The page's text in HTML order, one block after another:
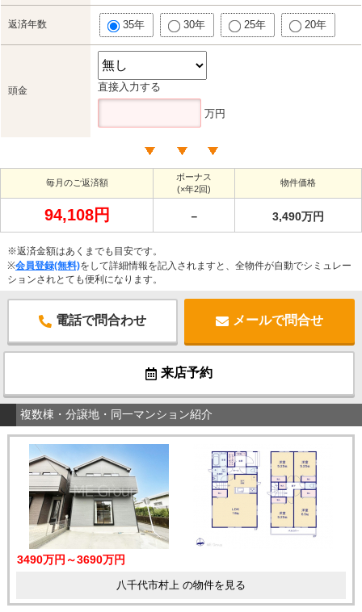
返済年数 35年 30年 25年 20年
頭金 直接入力する
万円
毎月のご返済額
ボーナス
(×年2回)
物件価格
94,108円 － 3,490万円
※返済金額はあくまでも目安です。
※会員登録(無料)をして詳細情報を記入されますと、全物件が自動でシミュレー
ションされとても便利になります。
電話で問合わせ メールで問合せ
来店予約
複数棟・分譲地・同一マンション紹介
3490万円～3690万円
八千代市村上 の物件を見る